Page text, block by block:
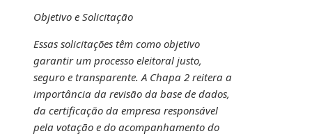
Objetivo e Solicitação
Essas solicitações têm como objetivo
garantir um processo eleitoral justo,
seguro e transparente. A Chapa 2 reitera a
importância da revisão da base de dados,
da certificação da empresa responsável
pela votação e do acompanhamento do